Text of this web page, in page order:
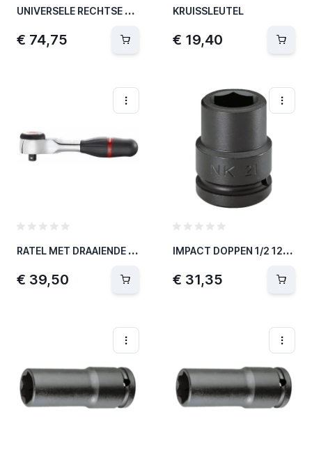
U
NIVERSELE RECHTSE PLAATSCHAAR 25CM
€ 74,75
KRUISSLEUTEL
€ 19,40
R
ATEL MET DRAAIENDE HANDGREEP 1/4"
€ 39,50
I
MPACT DOPPEN 1/2 12PT 7/16P
€ 31,35